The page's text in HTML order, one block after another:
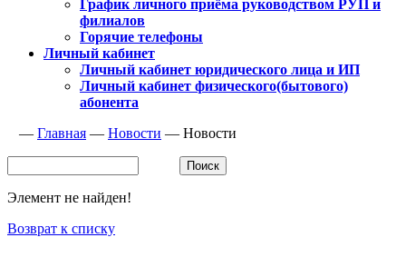
График личного приёма руководством РУП и
филиалов
Горячие телефоны
Личный кабинет
Личный кабинет юридического лица и ИП
Личный кабинет физического(бытового)
абонента
— Главная — Новости — Новости
Элемент не найден!
Возврат к списку